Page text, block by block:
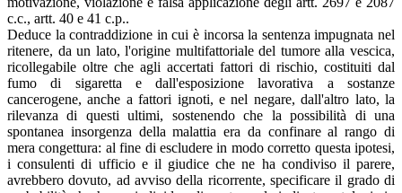
c.c., artt. 40 e 41 c.p..
Deduce la contraddizione in cui è incorsa la sentenza impugnata nel
ritenere, da un lato, l'origine multifattoriale del tumore alla vescica,
ricollegabile oltre che agli accertati fattori di rischio, costituiti dal
fumo di sigaretta e dall'esposizione lavorativa a sostanze
cancerogene, anche a fattori ignoti, e nel negare, dall'altro lato, la
rilevanza di questi ultimi, sostenendo che la possibilità di una
spontanea insorgenza della malattia era da confinare al rango di
mera congettura: al fine di escludere in modo corretto questa ipotesi,
i consulenti di ufficio e il giudice che ne ha condiviso il parere,
avrebbero dovuto, ad avviso della ricorrente, specificare il grado di